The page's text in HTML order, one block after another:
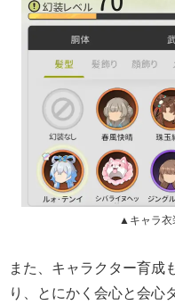
▲キャラ衣
また、キャラクター育成
り、とにかく会心と会心